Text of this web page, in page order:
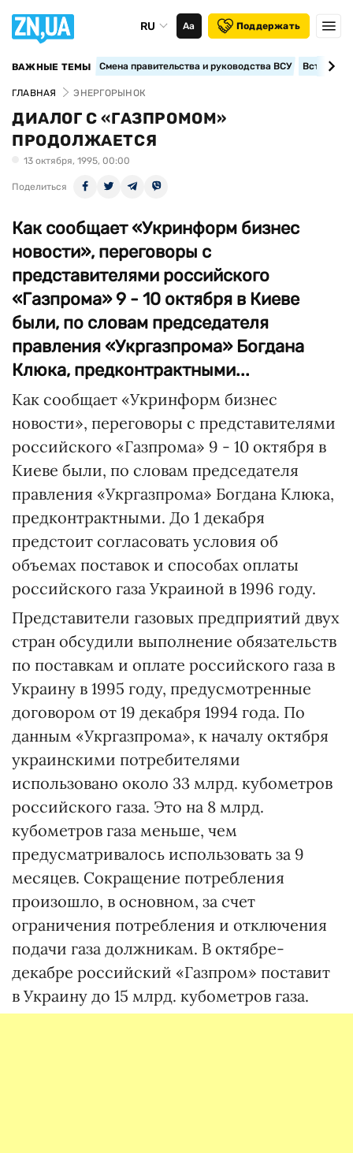
RU Аа Поддержать
ВАЖНЫЕ ТЕМЫ Смена правительства и руководства ВСУ
ГЛАВНАЯ ЭНЕРГОРЫНОК
ДИАЛОГ С «ГАЗПРОМОМ»
ПРОДОЛЖАЕТСЯ
13 октября, 1995, 00:00
Поделиться
Как сообщает «Укринформ бизнес
новости», переговоры с
представителями российского
«Газпрома» 9 - 10 октября в Киеве
были, по словам председателя
правления «Укргазпрома» Богдана
Клюка, предконтрактными...
Как сообщает «Укринформ бизнес
новости», переговоры с представителями
российского «Газпрома» 9 - 10 октября в
Киеве были, по словам председателя
правления «Укргазпрома» Богдана Клюка,
предконтрактными. До 1 декабря
предстоит согласовать условия об
объемах поставок и способах оплаты
российского газа Украиной в 1996 году.
Представители газовых предприятий двух
стран обсудили выполнение обязательств
по поставкам и оплате российского газа в
Украину в 1995 году, предусмотренные
договором от 19 декабря 1994 года. По
данным «Укргазпрома», к началу октября
украинскими потребителями
использовано около 33 млрд. кубометров
российского газа. Это на 8 млрд.
кубометров газа меньше, чем
предусматривалось использовать за 9
месяцев. Сокращение потребления
произошло, в основном, за счет
ограничения потребления и отключения
подачи газа должникам. В октябре-
декабре российский «Газпром» поставит
в Украину до 15 млрд. кубометров газа.